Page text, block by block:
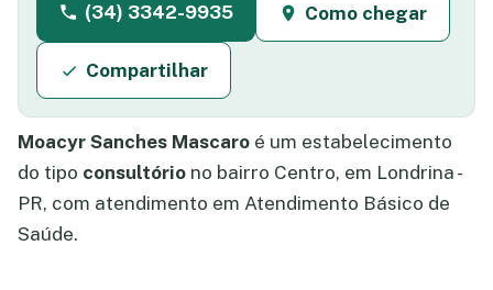
(34) 3342-9935 Como chegar
Compartilhar
Moacyr Sanches Mascaro é um estabelecimento
do tipo consultório no bairro Centro, em Londrina -
PR, com atendimento em Atendimento Básico de
Saúde.